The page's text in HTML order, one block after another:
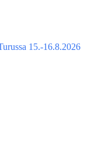
15.-16.8.2026